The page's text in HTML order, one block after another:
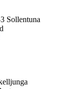
Sollentuna